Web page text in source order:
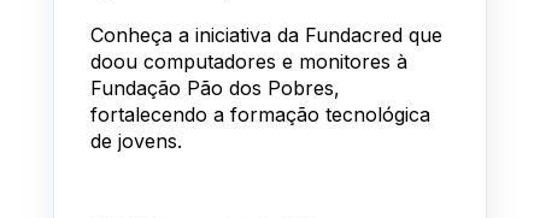
Conheça a iniciativa da Fundacred que
doou computadores e monitores à
Fundação Pão dos Pobres,
fortalecendo a formação tecnológica
de jovens.